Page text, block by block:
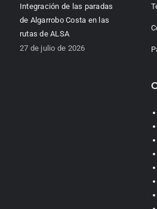
Integración de las paradas
de Algarrobo Costa en las
rutas de ALSA
27 de julio de 2026